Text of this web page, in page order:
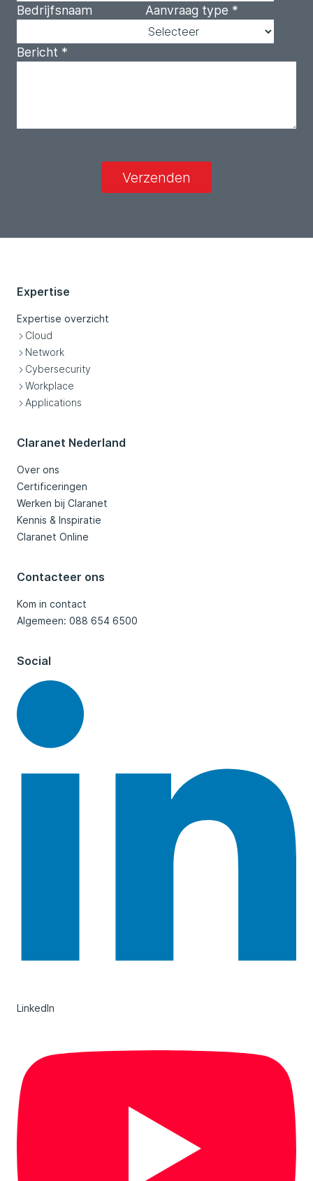
Bedrijfsnaam Aanvraag type *
Bericht *
Verzenden
Expertise
Expertise overzicht
Cloud
Network
Cybersecurity
Workplace
Applications
Claranet Nederland
Over ons
Certificeringen
Werken bij Claranet
Kennis & Inspiratie
Claranet Online
Contacteer ons
Kom in contact
Algemeen: 088 654 6500
Social
LinkedIn